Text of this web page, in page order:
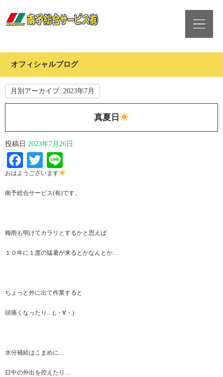
オフィシャルブログ
月別アーカイブ: 2023年7月
真夏日
投稿日 2023年7月26日
Facebook
Twitter
おはようございます
南予総合サービス(有)です。
梅雨も明けてカラリとするかと思えば
１０年に１度の猛暑が来るとかなんとか…
ちょっと外に出て作業すると
頭痛くなったり…(;・∀・)
水分補給はこまめに…
日中の外出を控えたり…